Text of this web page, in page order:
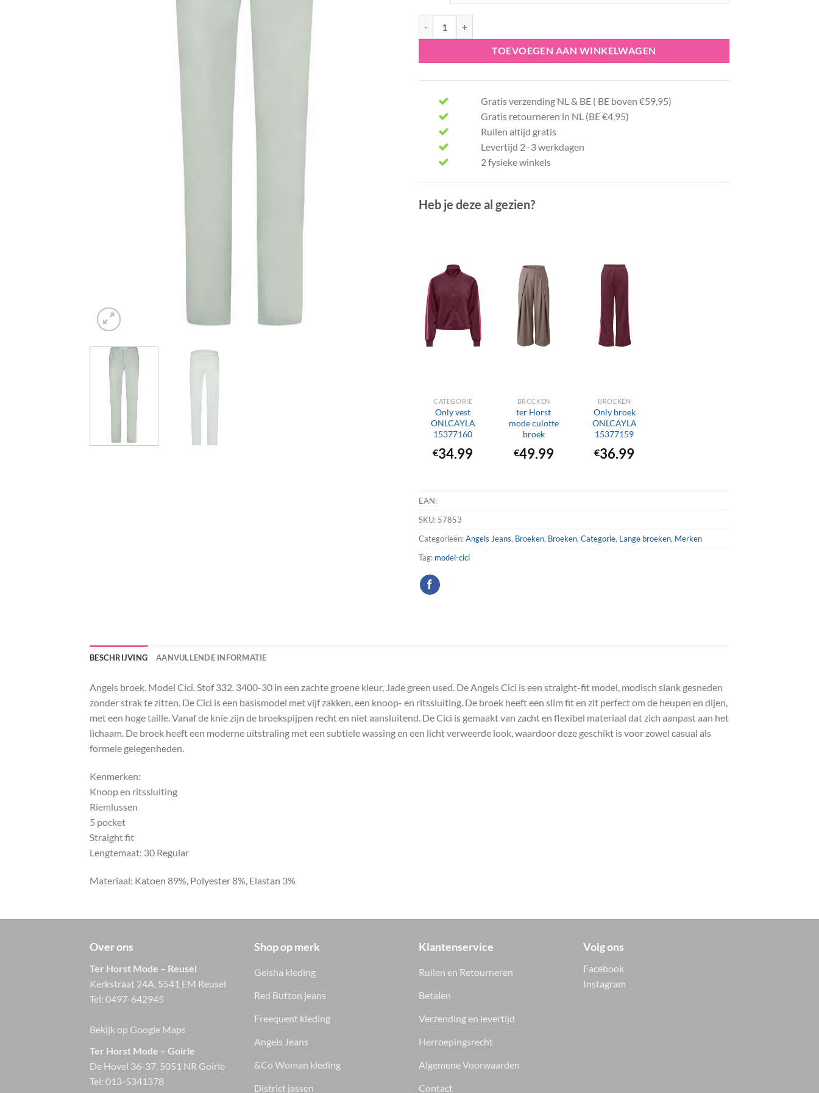
TOEVOEGEN AAN WINKELWAGEN
Gratis verzending NL & BE ( BE boven €59,95)
Gratis retourneren in NL (BE €4,95)
Ruilen altijd gratis
Levertijd 2–3 werkdagen
2 fysieke winkels
Heb je deze al gezien?
CATEGORIE
Only vest
ONLCAYLA
15377160
€34.99
BROEKEN
ter Horst
mode culotte
broek
€49.99
BROEKEN
Only broek
ONLCAYLA
15377159
€36.99
EAN:
SKU: 57853
Categorieën:Angels Jeans, Broeken, Broeken, Categorie, Lange broeken, Merken
Tag: model-cici
BESCHRIJVING AANVULLENDE INFORMATIE
Angels broek. Model Cici. Stof 332. 3400-30 in een zachte groene kleur, Jade green used. De Angels Cici is een straight-fit model, modisch slank gesneden
zonder strak te zitten. De Cici is een basismodel met vijf zakken, een knoop- en ritssluiting. De broek heeft een slim fit en zit perfect om de heupen en dijen,
met een hoge taille. Vanaf de knie zijn de broekspijpen recht en niet aansluitend. De Cici is gemaakt van zacht en flexibel materiaal dat zich aanpast aan het
lichaam. De broek heeft een moderne uitstraling met een subtiele wassing en een licht verweerde look, waardoor deze geschikt is voor zowel casual als
formele gelegenheden.
Kenmerken:
Knoop en ritssluiting
Riemlussen
5 pocket
Straight fit
Lengtemaat: 30 Regular
Materiaal: Katoen 89%, Polyester 8%, Elastan 3%
Over ons
Ter Horst Mode – Reusel
Kerkstraat 24A, 5541 EM Reusel
Tel: 0497-642945
Bekijk op Google Maps
Ter Horst Mode – Goirle
De Hovel 36-37, 5051 NR Goirle
Tel: 013-5341378
Shop op merk
Geisha kleding
Red Button jeans
Freequent kleding
Angels Jeans
&Co Woman kleding
District jassen
Klantenservice
Ruilen en Retourneren
Betalen
Verzending en levertijd
Herroepingsrecht
Algemene Voorwaarden
Contact
Volg ons
Facebook
Instagram